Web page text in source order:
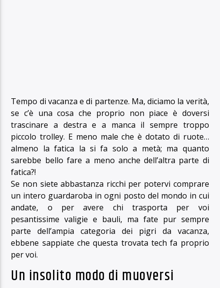
Tempo di vacanza e di partenze. Ma, diciamo la verità,
se c’è una cosa che proprio non piace è doversi
trascinare a destra e a manca il sempre troppo
piccolo trolley. E meno male che è dotato di ruote…
almeno la fatica la si fa solo a metà; ma quanto
sarebbe bello fare a meno anche dell’altra parte di
fatica?!
Se non siete abbastanza ricchi per potervi comprare
un intero guardaroba in ogni posto del mondo in cui
andate, o per avere chi trasporta per voi
pesantissime valigie e bauli, ma fate pur sempre
parte dell’ampia categoria dei pigri da vacanza,
ebbene sappiate che questa trovata tech fa proprio
per voi.
Un insolito modo di muoversi